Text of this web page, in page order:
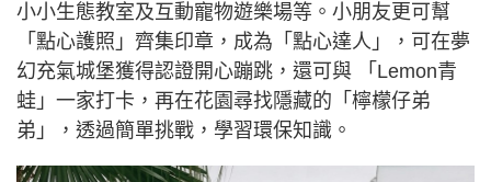
小小生態教室及互動寵物遊樂場等。小朋友更可幫
「點心護照」齊集印章，成為「點心達人」，可在夢
幻充氣城堡獲得認證開心蹦跳，還可與 「Lemon青
蛙」一家打卡，再在花園尋找隱藏的「檸檬仔弟
弟」，透過簡單挑戰，學習環保知識。